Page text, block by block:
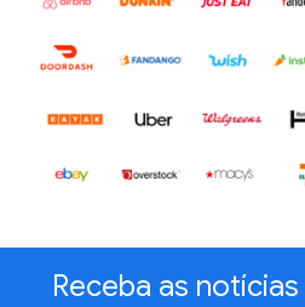
Receba as